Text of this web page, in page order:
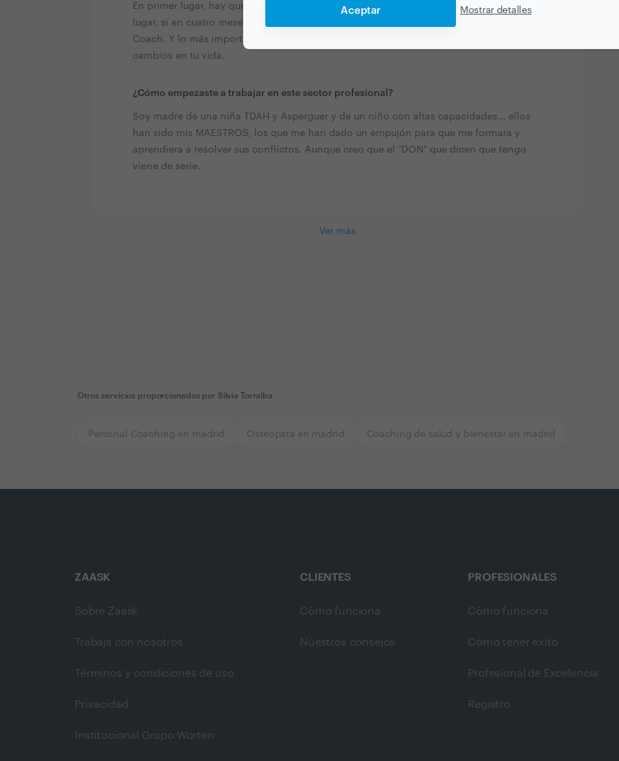
Aceptar Mostrar detalles
En primer lugar, hay que valorar el "feeling" que tengas con el profesional. En segundo
lugar, si en cuatro meses no percibes cambios en tu vida, deberías buscar a otro
Coach. Y lo más importante... si sigues una terapia, tendrás que estar dispuesto a hacer
cambios en tu vida.
¿Cómo empezaste a trabajar en este sector profesional?
Soy madre de una niña TDAH y Asperguer y de un niño con altas capacidades... ellos
han sido mis MAESTROS, los que me han dado un empujón para que me formara y
aprendiera a resolver sus conflictos. Aunque creo que el "DON" que dicen que tengo
viene de serie.
Ver más
Otros servicios proporcionados por Silvia Torralba
Personal Coaching en madrid Osteópata en madrid Coaching de salud y bienestar en madrid
ZAASK
Sobre Zaask
Trabaja con nosotros
Términos y condiciones de uso
Privacidad
Institucional Grupo Worten
CLIENTES
Cómo funciona
Nuestros consejos
PROFESIONALES
Cómo funciona
Cómo tener éxito
Profesional de Excelencia
Registro